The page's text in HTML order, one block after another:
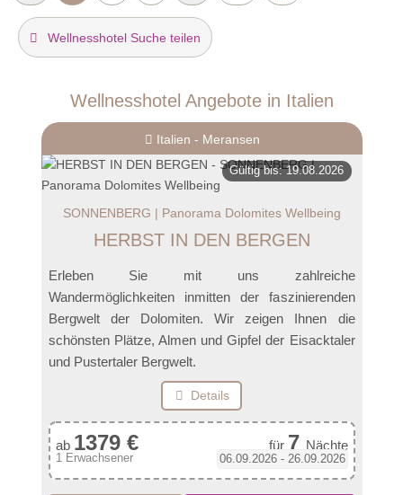
Wellnesshotel Suche teilen
Wellnesshotel Angebote in Italien
Italien - Meransen
Gültig bis: 19.08.2026
SONNENBERG | Panorama Dolomites Wellbeing
HERBST IN DEN BERGEN
Erleben Sie mit uns zahlreiche
Wandermöglichkeiten inmitten der faszinierenden
Bergwelt der Dolomiten. Wir zeigen Ihnen die
schönsten Plätze, Almen und Gipfel der Eisacktaler
und Pustertaler Bergwelt.
Details
ab 1379 € für 7 Nächte
1 Erwachsener 06.09.2026 - 26.09.2026